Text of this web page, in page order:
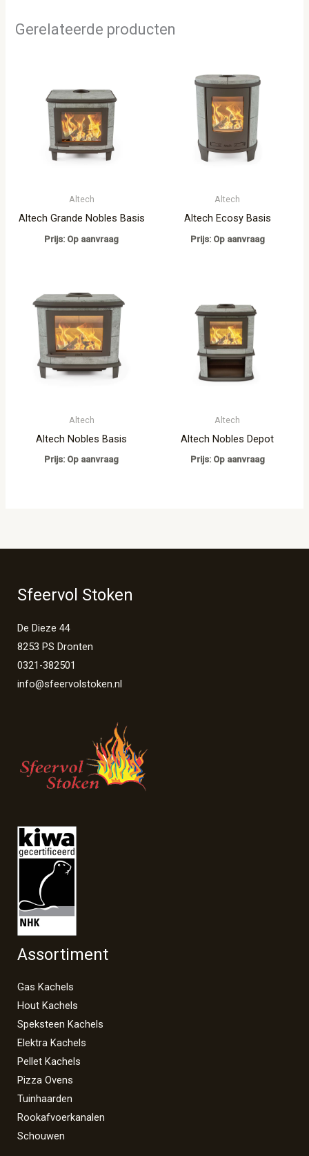
Gerelateerde producten
Altech
Altech Grande Nobles Basis
Prijs: Op aanvraag
Altech
Altech Ecosy Basis
Prijs: Op aanvraag
Altech
Altech Nobles Basis
Prijs: Op aanvraag
Altech
Altech Nobles Depot
Prijs: Op aanvraag
Sfeervol Stoken
De Dieze 44
8253 PS Dronten
0321-382501
info@sfeervolstoken.nl
Assortiment
Gas Kachels
Hout Kachels
Speksteen Kachels
Elektra Kachels
Pellet Kachels
Pizza Ovens
Tuinhaarden
Rookafvoerkanalen
Schouwen